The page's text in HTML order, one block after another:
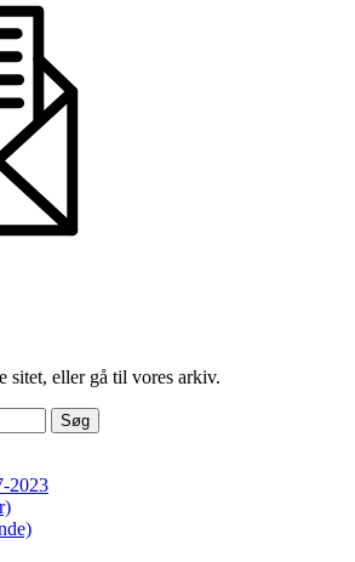
sitet, eller gå til vores arkiv.
2023